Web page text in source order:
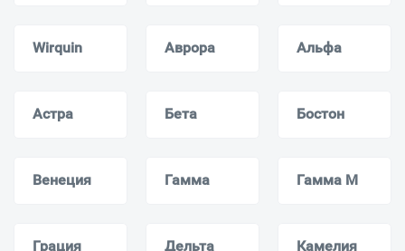
Wirquin Аврора Альфа
Астра Бета Бостон
Венеция Гамма Гамма M
Грация Дельта Камелия